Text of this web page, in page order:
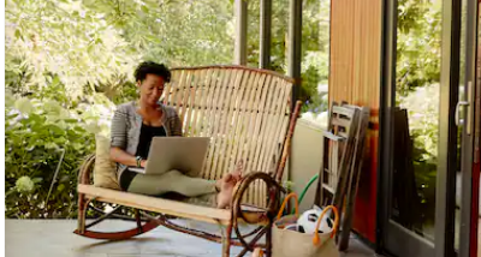
et vers le bas pour les parcourir ou en appuyant et en